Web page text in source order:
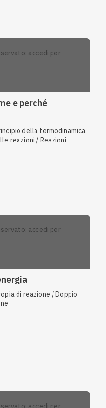
e perché
della termodinamica
reazioni / Reazioni
di reazione / Doppio